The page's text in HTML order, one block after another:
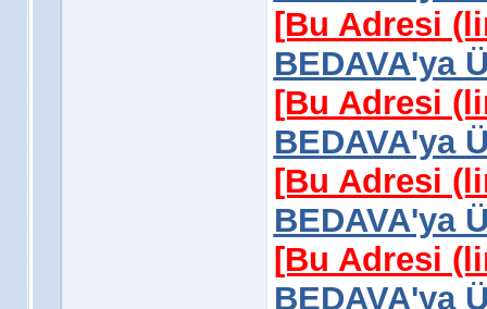
[Bu Adresi
BEDAVA'ya
[Bu Adresi
BEDAVA'ya
[Bu Adresi
BEDAVA'ya
[Bu Adresi
BEDAVA'ya